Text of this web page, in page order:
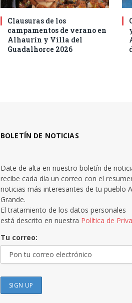
Clausuras de los
campamentos de verano en
Alhaurín y Villa del
Guadalhorce 2026
BOLETÍN DE NOTICIAS
Date de alta en nuestro boletín de
recibe cada día un correo con el
noticias más interesantes de tu pueblo
Grande.
El tratamiento de los datos personales
está descrito en nuestra Política de
Tu correo: